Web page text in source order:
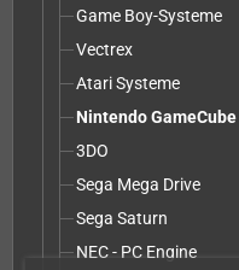
Game Boy-Systeme
Vectrex
Atari Systeme
Nintendo
3DO
Sega Mega Drive
Sega Saturn
NEC - PC Engine